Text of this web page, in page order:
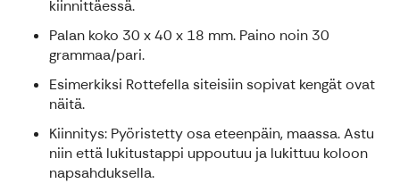
kiinnittäessä.
Palan koko 30 x 40 x 18 mm. Paino noin 30
grammaa/pari.
Esimerkiksi Rottefella siteisiin sopivat kengät ovat
näitä.
Kiinnitys: Pyöristetty osa eteenpäin, maassa. Astu
niin että lukitustappi uppoutuu ja lukittuu koloon
napsahduksella.